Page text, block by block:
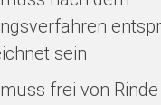
sein
frei von